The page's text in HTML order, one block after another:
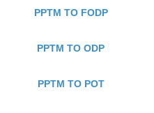
PPTM TO FODP
PPTM TO ODP
PPTM TO POT